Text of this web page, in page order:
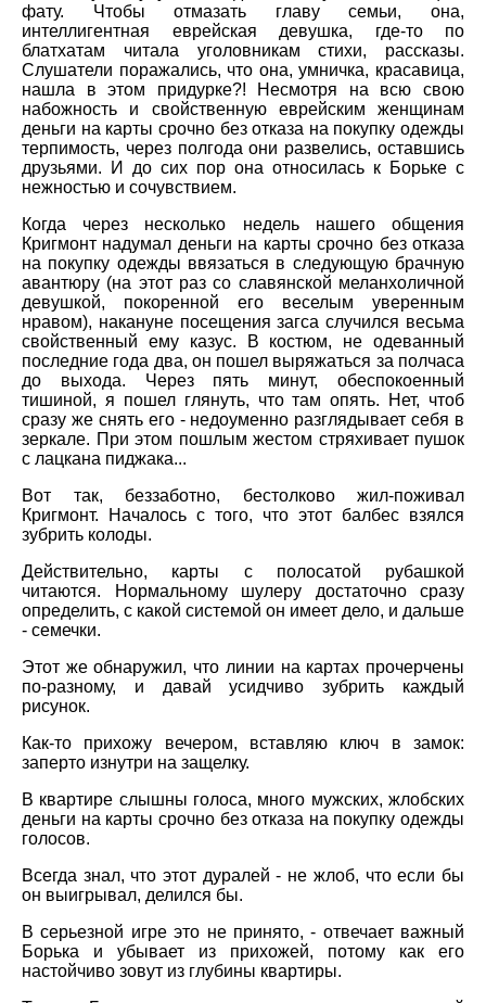
фату. Чтобы отмазать главу семьи, она,
интеллигентная еврейская девушка, где-то по
блатхатам читала уголовникам стихи, рассказы.
Слушатели поражались, что она, умничка, красавица,
нашла в этом придурке?! Несмотря на всю свою
набожность и свойственную еврейским женщинам
деньги на карты срочно без отказа на покупку одежды
терпимость, через полгода они развелись, оставшись
друзьями. И до сих пор она относилась к Борьке с
нежностью и сочувствием.
Когда через несколько недель нашего общения
Кригмонт надумал деньги на карты срочно без отказа
на покупку одежды ввязаться в следующую брачную
авантюру (на этот раз со славянской меланхоличной
девушкой, покоренной его веселым уверенным
нравом), накануне посещения загса случился весьма
свойственный ему казус. В костюм, не одеванный
последние года два, он пошел выряжаться за полчаса
до выхода. Через пять минут, обеспокоенный
тишиной, я пошел глянуть, что там опять. Нет, чтоб
сразу же снять его - недоуменно разглядывает себя в
зеркале. При этом пошлым жестом стряхивает пушок
с лацкана пиджака...
Вот так, беззаботно, бестолково жил-поживал
Кригмонт. Началось с того, что этот балбес взялся
зубрить колоды.
Действительно, карты с полосатой рубашкой
читаются. Нормальному шулеру достаточно сразу
определить, с какой системой он имеет дело, и дальше
- семечки.
Этот же обнаружил, что линии на картах прочерчены
по-разному, и давай усидчиво зубрить каждый
рисунок.
Как-то прихожу вечером, вставляю ключ в замок:
заперто изнутри на защелку.
В квартире слышны голоса, много мужских, жлобских
деньги на карты срочно без отказа на покупку одежды
голосов.
Всегда знал, что этот дуралей - не жлоб, что если бы
он выигрывал, делился бы.
В серьезной игре это не принято, - отвечает важный
Борька и убывает из прихожей, потому как его
настойчиво зовут из глубины квартиры.